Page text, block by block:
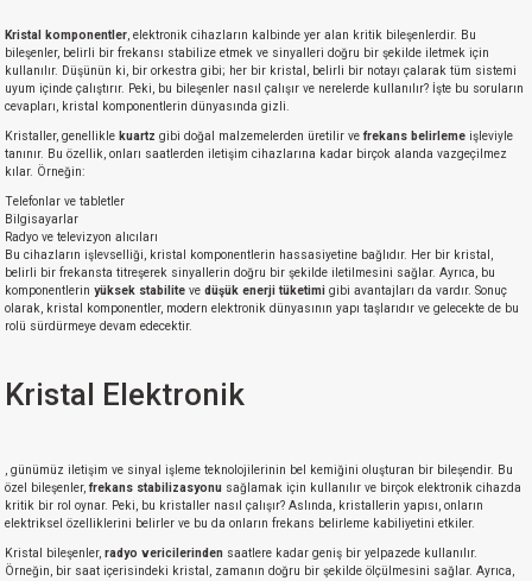
Kristal komponentler, elektronik cihazların kalbinde yer alan kritik bileşenlerdir. Bu
bileşenler, belirli bir frekansı stabilize etmek ve sinyalleri doğru bir şekilde iletmek için
kullanılır. Düşünün ki, bir orkestra gibi; her bir kristal, belirli bir notayı çalarak tüm sistemi
uyum içinde çalıştırır. Peki, bu bileşenler nasıl çalışır ve nerelerde kullanılır? İşte bu soruların
cevapları, kristal komponentlerin dünyasında gizli.
Kristaller, genellikle kuartz gibi doğal malzemelerden üretilir ve frekans belirleme işleviyle
tanınır. Bu özellik, onları saatlerden iletişim cihazlarına kadar birçok alanda vazgeçilmez
kılar. Örneğin:
Telefonlar ve tabletler
Bilgisayarlar
Radyo ve televizyon alıcıları
Bu cihazların işlevselliği, kristal komponentlerin hassasiyetine bağlıdır. Her bir kristal,
belirli bir frekansta titreşerek sinyallerin doğru bir şekilde iletilmesini sağlar. Ayrıca, bu
komponentlerin yüksek stabilite ve düşük enerji tüketimi gibi avantajları da vardır. Sonuç
olarak, kristal komponentler, modern elektronik dünyasının yapı taşlarıdır ve gelecekte de bu
rolü sürdürmeye devam edecektir.
Kristal Elektronik
, günümüz iletişim ve sinyal işleme teknolojilerinin bel kemiğini oluşturan bir bileşendir. Bu
özel bileşenler, frekans stabilizasyonu sağlamak için kullanılır ve birçok elektronik cihazda
kritik bir rol oynar. Peki, bu kristaller nasıl çalışır? Aslında, kristallerin yapısı, onların
elektriksel özelliklerini belirler ve bu da onların frekans belirleme kabiliyetini etkiler.
Kristal bileşenler, radyo vericilerinden saatlere kadar geniş bir yelpazede kullanılır.
Örneğin, bir saat içerisindeki kristal, zamanın doğru bir şekilde ölçülmesini sağlar. Ayrıca,